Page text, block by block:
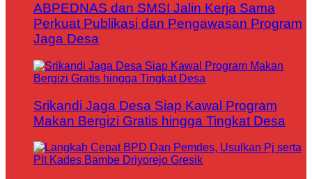
ABPEDNAS dan SMSI Jalin Kerja Sama
Perkuat Publikasi dan Pengawasan Program
Jaga Desa
Srikandi Jaga Desa Siap Kawal Program
Makan Bergizi Gratis hingga Tingkat Desa